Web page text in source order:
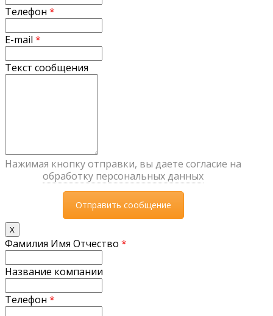
Телефон *
E-mail *
Текст сообщения
Нажимая кнопку отправки, вы даете согласие на
обработку персональных данных
X
Фамилия Имя Отчество *
Название компании
Телефон *